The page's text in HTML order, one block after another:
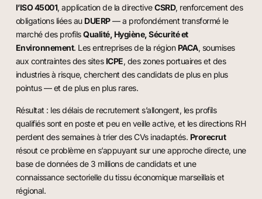
l’ISO 45001, application de la directiveCSRD, renforcement des
obligations liées au DUERP— a profondément transformé le
marché des profilsQualité, Hygiène, Sécurité et
Environnement. Les entreprises de la région PACA, soumises
aux contraintes des sites ICPE, des zones portuaires et des
industries à risque, cherchent des candidats de plus en plus
pointus — et de plus en plus rares.
Résultat : les délais de recrutement s’allongent, les profils
qualifiés sont en poste et peu en veille active, et les directions RH
perdent des semaines à trier des CVs inadaptés. Prorecrut
résout ce problème en s’appuyant sur une approche directe, une
base de données de 3 millions de candidats et une
connaissance sectorielle du tissu économique marseillais et
régional.